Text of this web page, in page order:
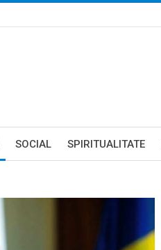
SOCIAL SPIRITUALITATE